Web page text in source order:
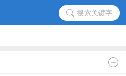
搜索关键字